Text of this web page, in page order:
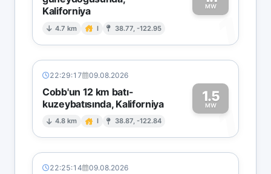
Kaliforniya
4.7 km I 38.77, -122.95
MW
1
22:29:17 09.08.2026
Cobb'un 12 km batı-
kuzeybatısında, Kaliforniya
4.8 km I 38.87, -122.84
1.5
MW1
22:25:14 09.08.2026